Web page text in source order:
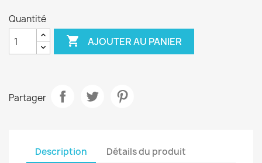
Quantité
 AJOUTER AU PANIER
Partager
Description Détails du produit